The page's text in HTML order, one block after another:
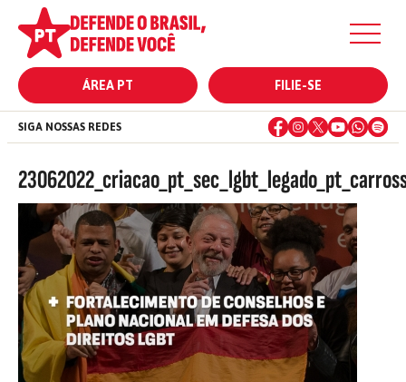
ÁREA PT FILIE-SE
SIGA NOSSAS REDES